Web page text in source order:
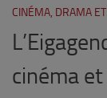
CINÉMA, DRAMA
cinéma